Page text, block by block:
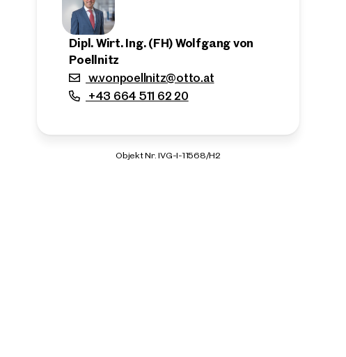
Dipl. Wirt. Ing. (FH) Wolfgang von
Poellnitz
w.vonpoellnitz@otto.at
+43 664 511 62 20
Objekt Nr. IVG-I-11568/H2